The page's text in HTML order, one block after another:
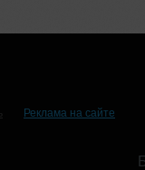
Реклама на сайте